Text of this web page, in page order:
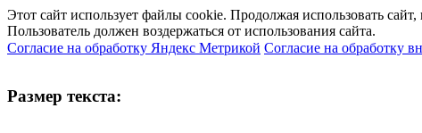
Этот сайт использует файлы cookie. Продолжая использовать
Пользователь должен воздержаться от использования сайта.
Согласие на обработку Яндекс Метрикой Согласие на обработку
Размер текста: